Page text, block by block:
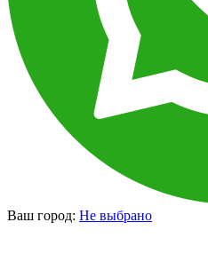
Ваш город: Не выбрано